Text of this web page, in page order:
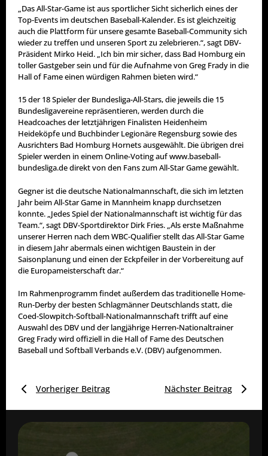
„Das All-Star-Game ist aus sportlicher Sicht sicherlich eines der
Top-Events im deutschen Baseball-Kalender. Es ist gleichzeitig
auch die Plattform für unsere gesamte Baseball-Community sich
wieder zu treffen und unseren Sport zu zelebrieren.“, sagt DBV-
Präsident Mirko Heid. „Ich bin mir sicher, dass Bad Homburg ein
toller Gastgeber sein und für die Aufnahme von Greg Frady in die
Hall of Fame einen würdigen Rahmen bieten wird.“
15 der 18 Spieler der Bundesliga-All-Stars, die jeweils die 15
Bundesligavereine repräsentieren, werden durch die
Headcoaches der letztjährigen Finalisten Heidenheim
Heideköpfe und Buchbinder Legionäre Regensburg sowie des
Ausrichters Bad Homburg Hornets ausgewählt. Die übrigen drei
Spieler werden in einem Online-Voting auf www.baseball-
bundesliga.de direkt von den Fans zum All-Star Game gewählt.
Gegner ist die deutsche Nationalmannschaft, die sich im letzten
Jahr beim All-Star Game in Mannheim knapp durchsetzen
konnte. „Jedes Spiel der Nationalmannschaft ist wichtig für das
Team.“, sagt DBV-Sportdirektor Dirk Fries. „Als erste Maßnahme
unserer Herren nach dem WBC-Qualifier stellt das All-Star Game
in diesem Jahr abermals einen wichtigen Baustein in der
Saisonplanung und einen der Eckpfeiler in der Vorbereitung auf
die Europameisterschaft dar.“
Im Rahmenprogramm findet außerdem das traditionelle Home-
Run-Derby der besten Schlagmänner Deutschlands statt, die
Coed-Slowpitch-Softball-Nationalmannschaft trifft auf eine
Auswahl des DBV und der langjährige Herren-Nationaltrainer
Greg Frady wird offiziell in die Hall of Fame des Deutschen
Baseball und Softball Verbands e.V. (DBV) aufgenommen.
Vorheriger Beitrag Nächster Beitrag